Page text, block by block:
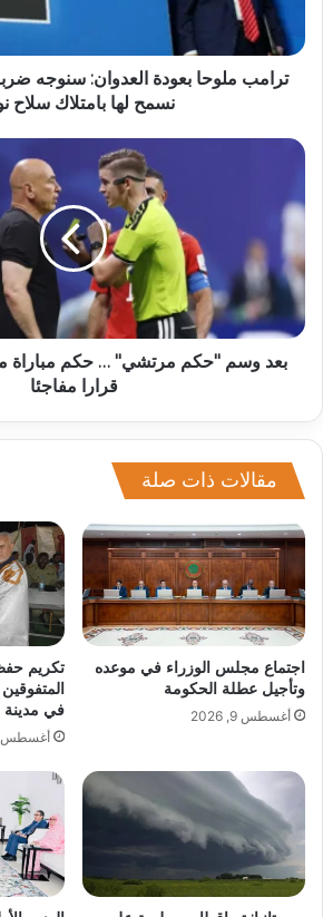
ترامب ملوحا بعودة العدوان: سنوجه ضربة
نسمح لها بامتلاك سلاح
بعد وسم "حكم مرتشي" … حكم مباراة
قرارا مفاجئا
مقالات ذات صلة
اجتماع مجلس الوزراء في موعده
وتأجيل عطلة الحكومة
أغسطس 9, 2026
تكريم
في مدينة
أغسطس 8, 2026